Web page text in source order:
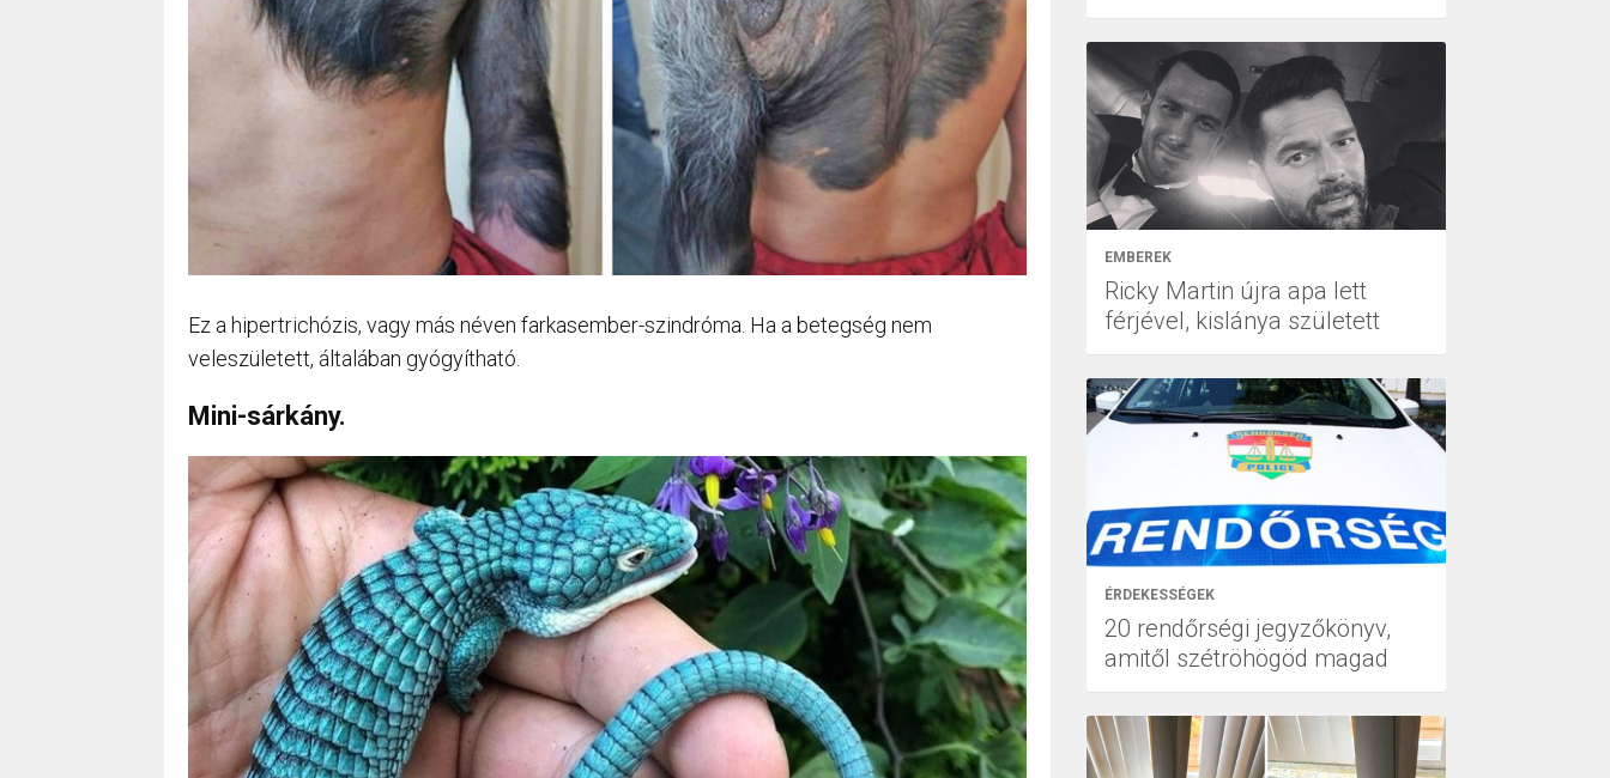
Ez a hipertrichózis, vagy más néven farkasember-szindróma. Ha a betegség nem
veleszületett, általában gyógyítható.
Mini-sárkány.
EMBEREK
Ricky Martin újra apa lett
férjével, kislánya született
ÉRDEKESSÉGEK
20 rendőrségi jegyzőkönyv,
amitől szétröhögöd magad